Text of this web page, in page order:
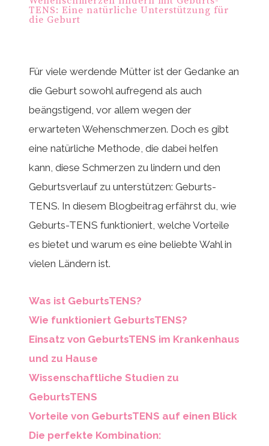
TENS: Eine natürliche Unterstützung für
die Geburt
Für viele werdende Mütter ist der Gedanke an
die Geburt sowohl aufregend als auch
beängstigend, vor allem wegen der
erwarteten Wehenschmerzen. Doch es gibt
eine natürliche Methode, die dabei helfen
kann, diese Schmerzen zu lindern und den
Geburtsverlauf zu unterstützen: Geburts-
TENS. In diesem Blogbeitrag erfährst du, wie
Geburts-TENS funktioniert, welche Vorteile
es bietet und warum es eine beliebte Wahl in
vielen Ländern ist.
Was ist GeburtsTENS?
Wie funktioniert GeburtsTENS?
Einsatz von GeburtsTENS im Krankenhaus
und zu Hause
Wissenschaftliche Studien zu
GeburtsTENS
Vorteile von GeburtsTENS auf einen Blick
Die perfekte Kombination: